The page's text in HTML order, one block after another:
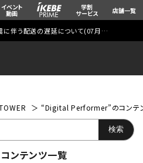
イベント
動画
学割
サービス 店舗一覧
に伴う配送の遅延について(07月29日
“Digital Performer”のコンテ
テンツ一覧